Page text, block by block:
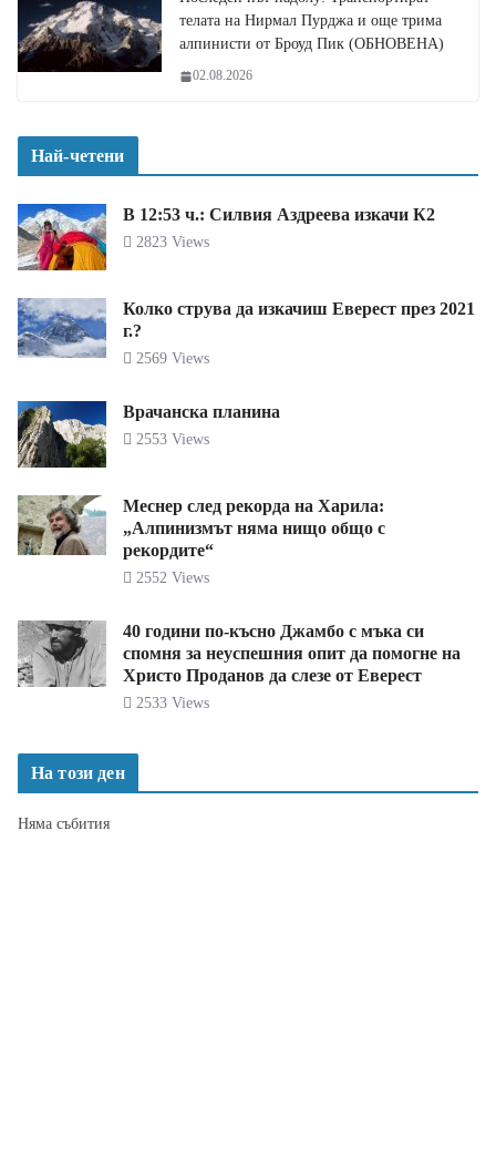
телата на Нирмал Пурджа и още трима
алпинисти от Броуд Пик (ОБНОВЕНА)
02.08.2026
Най-четени
В 12:53 ч.: Силвия Аздреева изкачи К2
2823 Views
Колко струва да изкачиш Еверест през 2021
г.?
2569 Views
Врачанска планина
2553 Views
Меснер след рекорда на Харила:
„Алпинизмът няма нищо общо с
рекордите“
2552 Views
40 години по-късно Джамбо с мъка си
спомня за неуспешния опит да помогне на
Христо Проданов да слезе от Еверест
2533 Views
На този ден
Няма събития